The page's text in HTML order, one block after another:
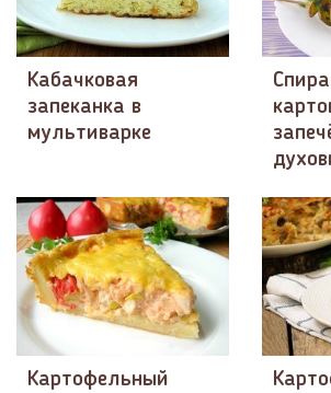
Кабачковая
запеканка в
мультиварке
Картофельный